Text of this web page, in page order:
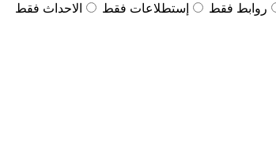
روابط فقط إستطلاعات فقط الاحداث فقط